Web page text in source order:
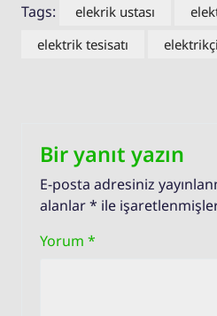
Tags: elekrik ustası
elektrik tesisatı
elektrikçi
Bir yanıt yazın
E-posta adresiniz
alanlar* ile
Yorum *